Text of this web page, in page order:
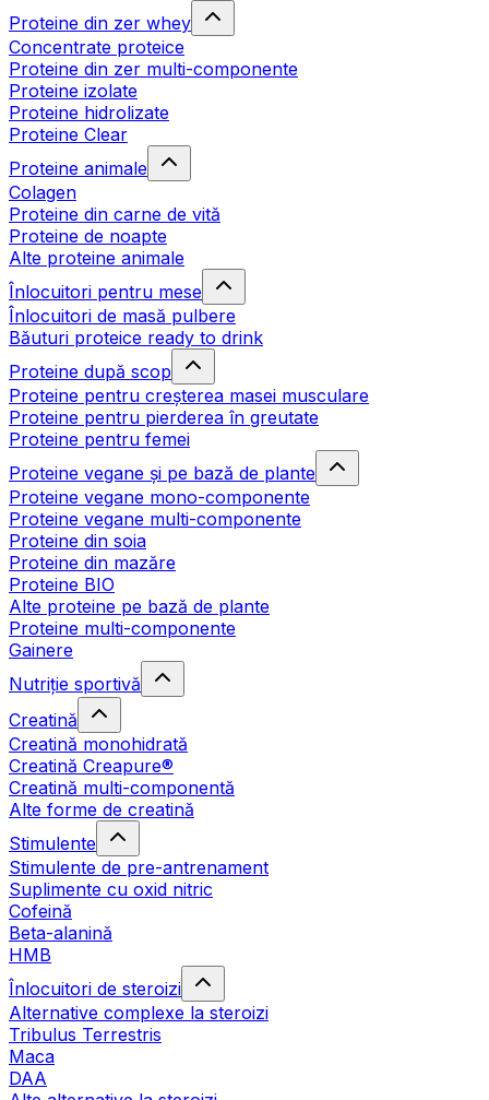
Proteine din zer whey
Concentrate proteice
Proteine din zer multi-componente
Proteine izolate
Proteine hidrolizate
Proteine Clear
Proteine animale
Colagen
Proteine din carne de vită
Proteine de noapte
Alte proteine animale
Înlocuitori pentru mese
Înlocuitori de masă pulbere
Băuturi proteice ready to drink
Proteine după scop
Proteine pentru creșterea masei musculare
Proteine pentru pierderea în greutate
Proteine pentru femei
Proteine vegane și pe bază de plante
Proteine vegane mono-componente
Proteine vegane multi-componente
Proteine din soia
Proteine din mazăre
Proteine BIO
Alte proteine pe bază de plante
Proteine multi-componente
Gainere
Nutriție sportivă
Creatină
Creatină monohidrată
Creatină Creapure®
Creatină multi-componentă
Alte forme de creatină
Stimulente
Stimulente de pre-antrenament
Suplimente cu oxid nitric
Cofeină
Beta-alanină
HMB
Înlocuitori de steroizi
Alternative complexe la steroizi
Tribulus Terrestris
Maca
DAA